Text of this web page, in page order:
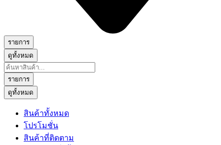
รายการ
ดูทั้งหมด
Search
...
รายการ
ดูทั้งหมด
สินค้าทั้งหมด
โปรโมชั่น
สินค้าที่ติดตาม